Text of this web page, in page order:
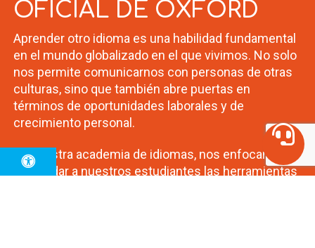
OFICIAL DE OXFORD
Aprender otro idioma es una habilidad fundamental
en el mundo globalizado en el que vivimos. No solo
nos permite comunicarnos con personas de otras
culturas, sino que también abre puertas en
términos de oportunidades laborales y de
crecimiento personal.
En nuestra academia de idiomas, nos enfocamos
en brindar a nuestros estudiantes las herramientas